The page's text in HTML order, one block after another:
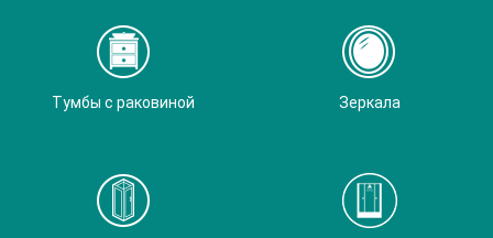
Тумбы с раковиной Зеркала